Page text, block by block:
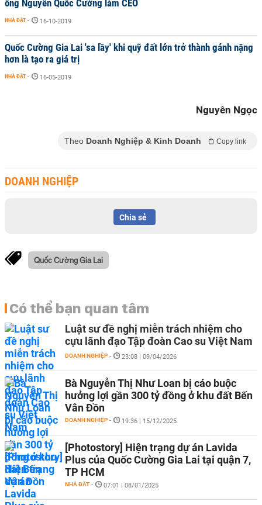
ông Nguyễn Quốc Cường làm CEO
NHÀ ĐẤT - 16-10-2019
Quốc Cường Gia Lai 'sa lầy' khi quỹ đất lớn trở thành gánh nặng
hơn là tạo ra giá trị
NHÀ ĐẤT - 16-05-2019
Nguyên Ngọc
Theo Doanh Nghiệp & Kinh Doanh Copy link
DOANH NGHIỆP
Chia sẻ
Quốc Cường Gia Lai
Có thể bạn quan tâm
Luật sư đề nghị miễn trách nhiệm cho
cựu lãnh đạo Tập đoàn Cao su Việt Nam
DOANH NGHIỆP - 23:08 | 09/04/2026
Bà Nguyễn Thị Như Loan bị cáo buộc
hưởng lợi gần 300 tỷ đồng ở khu đất Bến
Vân Đồn
DOANH NGHIỆP - 19:36 | 15/12/2025
[Photostory] Hiện trạng dự án Lavida
Plus của Quốc Cường Gia Lai tại quận 7,
TP HCM
NHÀ ĐẤT - 07:01 | 08/01/2025